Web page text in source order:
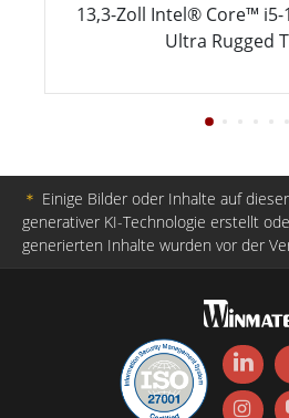
13,3-Zoll Intel® Core™ i5-
Ultra Rugged
＊ Einige Bilder oder Inhalte auf
generativer KI-Technologie erstellt
generierten Inhalte wurden vor der